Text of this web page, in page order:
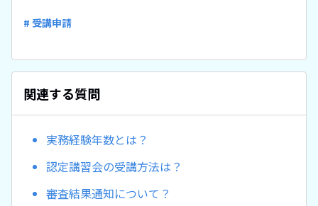
# 受講申請
関連する質問
実務経験年数とは？
認定講習会の受講方法は？
審査結果通知について？